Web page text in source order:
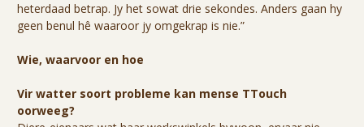
heterdaad betrap. Jy het sowat drie sekondes. Anders gaan hy
geen benul hê waaroor jy omgekrap is nie.”
Wie, waarvoor en hoe
Vir watter soort probleme kan mense TTouch
oorweeg?